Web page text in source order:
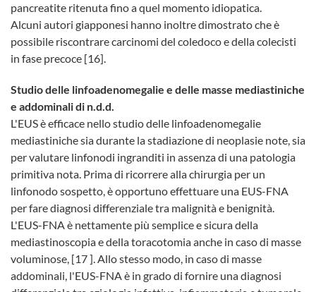
pancreatite ritenuta fino a quel momento idiopatica.
Alcuni autori giapponesi hanno inoltre dimostrato che è
possibile riscontrare carcinomi del coledoco e della colecisti
in fase precoce [16].
Studio delle linfoadenomegalie e delle masse mediastiniche
e addominali di n.d.d.
L'EUS è efficace nello studio delle linfoadenomegalie
mediastiniche sia durante la stadiazione di neoplasie note, sia
per valutare linfonodi ingranditi in assenza di una patologia
primitiva nota. Prima di ricorrere alla chirurgia per un
linfonodo sospetto, è opportuno effettuare una EUS-FNA
per fare diagnosi differenziale tra malignità e benignità.
L'EUS-FNA è nettamente più semplice e sicura della
mediastinoscopia e della toracotomia anche in caso di masse
voluminose, [17 ]. Allo stesso modo, in caso di masse
addominali, l'EUS-FNA è in grado di fornire una diagnosi